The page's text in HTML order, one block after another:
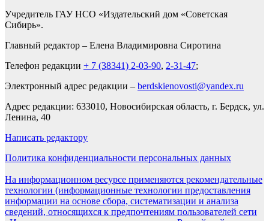
Учредитель ГАУ НСО «Издательский дом «Советская
Сибирь».
Главный редактор – Елена Владимировна Сиротина
Телефон редакции + 7 (38341) 2-03-90, 2-31-47;
Электронный адрес редакции – berdskienovosti@yandex.ru
Адрес редакции: 633010, Новосибирская область, г. Бердск, ул.
Ленина, 40
Написать редактору
Политика конфиденциальности персональных данных
На информационном ресурсе применяются рекомендательные
технологии (информационные технологии предоставления
информации на основе сбора, систематизации и анализа
сведений, относящихся к предпочтениям пользователей сети